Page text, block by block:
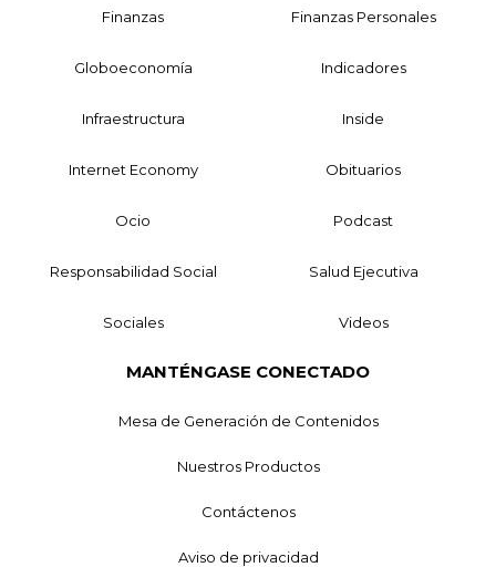
Finanzas Finanzas Personales
Globoeconomía Indicadores
Infraestructura Inside
Internet Economy Obituarios
Ocio Podcast
Responsabilidad Social Salud Ejecutiva
Sociales Videos
MANTÉNGASE CONECTADO
Mesa de Generación de Contenidos
Nuestros Productos
Contáctenos
Aviso de privacidad